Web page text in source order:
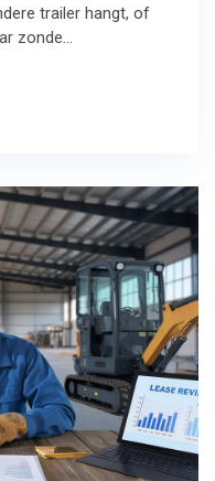
trailer hangt, of
zonde...